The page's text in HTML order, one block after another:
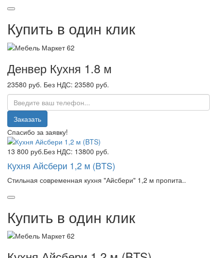
Купить в один клик
Денвер Кухня 1.8 м
23580 руб. Без НДС: 23580 руб.
Заказать
Спасибо за заявку!
13 800 руб.Без НДС: 13800 руб.
Кухня Айсбери 1,2 м (BTS)
Стильная современная кухня "Айсбери" 1,2 м пропита..
Купить в один клик